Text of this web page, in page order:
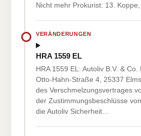
Nicht mehr Prokurist: 13. Koppe,
VERÄNDERUNGEN
HRA 1559 EL
HRA 1559 EL: Autoliv B.V. & Co.
Otto-Hahn-Straße 4, 25337
des Verschmelzungsvertrages
der Zustimmungsbeschlüsse
die Autoliv Sicherheit…